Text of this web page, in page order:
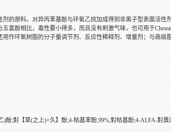
剂的原料。对异丙苯基酚与环氧乙烷加成得到非离子型表面活
五氯酚相比，毒性要小得多，而且没有刺激气味，也可用于
用作环氧树脂的分子量调节剂、反应性稀释剂、增量剂；与高级
)酚;對【草(之上)+久】酚;4-枯基苯酚,99%;對枯基酚;4-ALFA-對